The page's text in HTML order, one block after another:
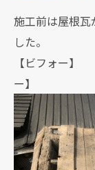
施工前は屋根瓦
した。
【ビ
ー】